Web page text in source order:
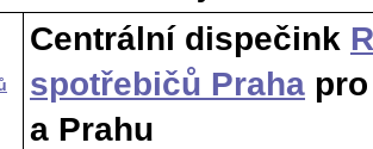
Centrální dispečink
spotřebičů Praha
a Prahu